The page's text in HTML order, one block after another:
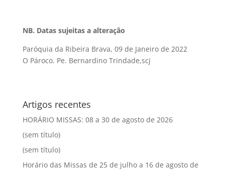
NB. Datas sujeitas a alteração
Paróquia da Ribeira Brava, 09 de Janeiro de 2022
O Pároco. Pe. Bernardino Trindade,scj
Artigos recentes
HORÁRIO MISSAS: 08 a 30 de agosto de 2026
(sem título)
(sem título)
Horário das Missas de 25 de julho a 16 de agosto de